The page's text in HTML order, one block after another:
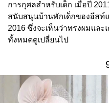
การกุศลสำหรับเด็ก เมื่อปี
สนับสนุนบ้านพักเด็กของอีสท์
2016 ซึ่งจะเห็นว่าทรงผมแล
ทั้งหมดดูเปลี่ยนไป